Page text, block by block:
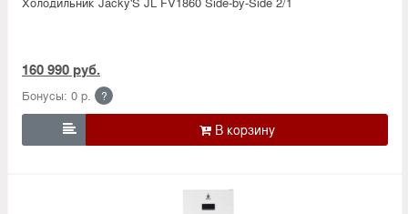
160 990 руб.
Бонусы: 0 р. ?
